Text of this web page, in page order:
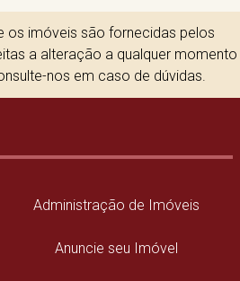
os imóveis são fornecidas pelos
a alteração a qualquer momento
nos em caso de dúvidas.
Administração de Imóveis
Anuncie seu Imóvel